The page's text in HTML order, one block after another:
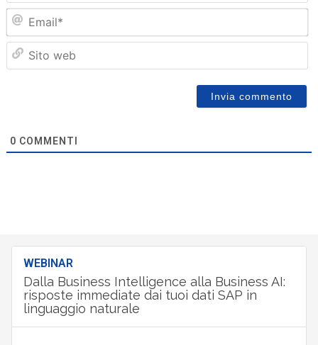
0 COMMENTI
WEBINAR
Dalla Business Intelligence alla Business AI:
risposte immediate dai tuoi dati SAP in
linguaggio naturale